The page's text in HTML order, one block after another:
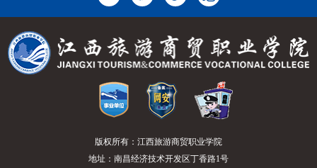
版权所有：江西旅游商贸职业学院
地址：南昌经济技术开发区丁香路1号